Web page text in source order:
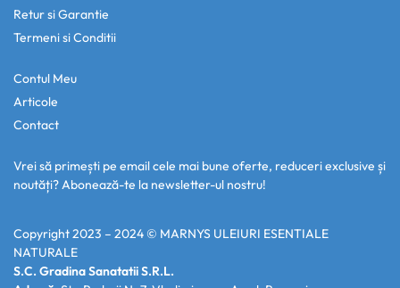
Retur si Garantie
Termeni si Conditii
Contul Meu
Articole
Contact
Vrei să primești pe email cele mai bune oferte, reduceri exclusive și
noutăți? Abonează-te la newsletter-ul nostru!
Copyright 2023 – 2024 © MARNYS ULEIURI ESENTIALE
NATURALE
S.C. Gradina Sanatatii S.R.L.